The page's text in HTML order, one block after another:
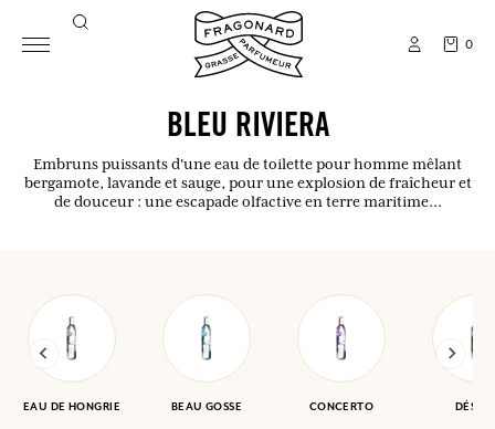
0
BLEU RIVIERA
Embruns puissants d'une eau de toilette pour homme mêlant
bergamote, lavande et sauge, pour une explosion de fraîcheur et
de douceur : une escapade olfactive en terre maritime...
EAU DE HONGRIE BEAU GOSSE CONCERTO